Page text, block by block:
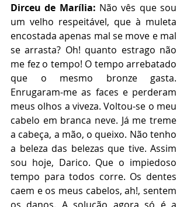
Dirceu de Marília: Não vês que sou
um velho respeitável, que à muleta
encostada apenas mal se move e mal
se arrasta? Oh! quanto estrago não
me fez o tempo! O tempo arrebatado
que o mesmo bronze gasta.
Enrugaram-me as faces e perderam
meus olhos a viveza. Voltou-se o meu
cabelo em branca neve. Já me treme
a cabeça, a mão, o queixo. Não tenho
a beleza das belezas que tive. Assim
sou hoje, Darico. Que o impiedoso
tempo para todos corre. Os dentes
caem e os meus cabelos, ah!, sentem